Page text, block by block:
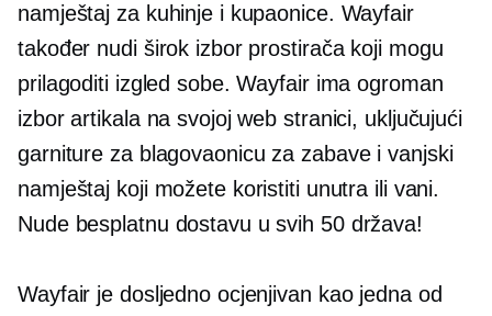
namještaj za kuhinje i kupaonice. Wayfair
također nudi širok izbor prostirača koji mogu
prilagoditi izgled sobe. Wayfair ima ogroman
izbor artikala na svojoj web stranici, uključujući
garniture za blagovaonicu za zabave i vanjski
namještaj koji možete koristiti unutra ili vani.
Nude besplatnu dostavu u svih 50 država!
Wayfair je dosljedno ocjenjivan kao jedna od